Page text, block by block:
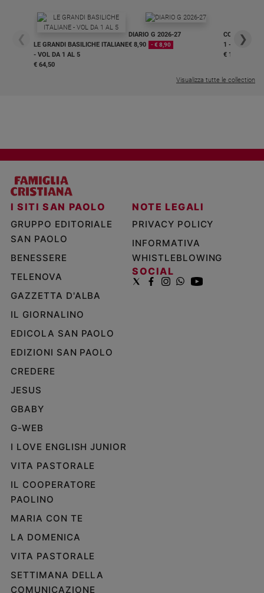
❮
LE GRANDI BASILICHE ITALIANE
- VOL DA 1 AL 5
€ 64,50
DIARIO G 2026-27
€ 8,90
- € 8,90
COLLANA
1 - 2
€ 18,50
❯
Visualizza tutte le collection
I SITI SAN PAOLO
GRUPPO EDITORIALE
SAN PAOLO
BENESSERE
TELENOVA
GAZZETTA D'ALBA
IL GIORNALINO
EDICOLA SAN PAOLO
EDIZIONI SAN PAOLO
CREDERE
JESUS
GBABY
G-WEB
I LOVE ENGLISH JUNIOR
VITA PASTORALE
IL COOPERATORE
PAOLINO
MARIA CON TE
LA DOMENICA
VITA PASTORALE
SETTIMANA DELLA
COMUNICAZIONE
NOTE LEGALI
PRIVACY POLICY
INFORMATIVA
WHISTLEBLOWING
SOCIAL